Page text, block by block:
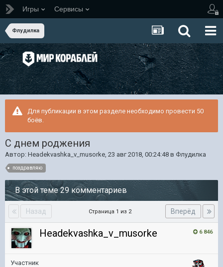
Игры Сервисы
Флудилка
Для публикации в этом разделе необходимо провести 50
боёв.
С днем роджения
Автор: Headekvashka_v_musorke, 23 авг 2018, 00:24:48 в Флудилка
поздравляю
В этой теме 29 комментариев
Назад Вперёд
Страница 1 из 2
6 846
Headekvashka_v_musorke
Участник